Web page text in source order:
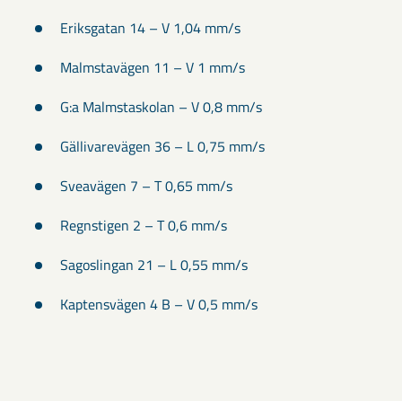
Eriksgatan 14 – V 1,04 mm/s
Malmstavägen 11 – V 1 mm/s
G:a Malmstaskolan – V 0,8 mm/s
Gällivarevägen 36 – L 0,75 mm/s
Sveavägen 7 – T 0,65 mm/s
Regnstigen 2 – T 0,6 mm/s
Sagoslingan 21 – L 0,55 mm/s
Kaptensvägen 4 B – V 0,5 mm/s